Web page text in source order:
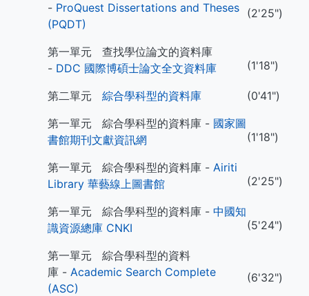
- ProQuest Dissertations and Theses
(PQDT)
(2'25")
第一單元 查找學位論文的資料庫
- DDC 國際博碩士論文全文資料庫 (1'18")
第二單元 綜合學科型的資料庫
(0'41")
第一單元 綜合學科型的資料庫 - 國家圖
書館期刊文獻資訊網
(1'18")
第一單元 綜合學科型的資料庫 - Airiti
Library 華藝線上圖書館
(2'25")
第一單元 綜合學科型的資料庫 - 中國知
識資源總庫 CNKI
(5'24")
第一單元 綜合學科型的資料
庫 - Academic Search Complete
(ASC)
(6'32")